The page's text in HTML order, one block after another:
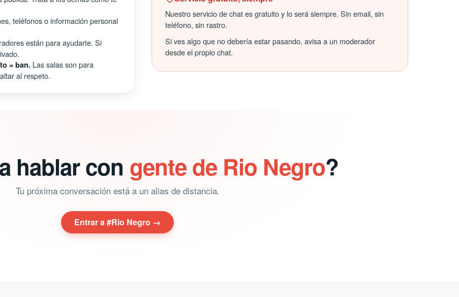
teléfonos o información personal
están para ayudarte. Si
= ban. Las salas son para
al respeto.
Nuestro servicio de chat es gratuito y lo será siempre. Sin email, sin
teléfono, sin rastro.
Si ves algo que no debería estar pasando, avisa a un moderador
desde el propio chat.
hablar con gente de Rio Negro?
Tu próxima conversación está a un alias de distancia.
Entrar a #Rio Negro →